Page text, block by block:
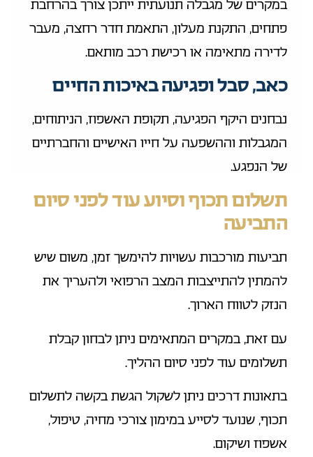
במקרים של מגבלה תנועתית ייתכן צורך בהרחבת
פתחים, התקנת מעלון, התאמת חדר רחצה, מעבר
לדירה מתאימה או רכישת רכב מותאם.
כאב, סבל ופגיעה באיכות החיים
נבחנים היקף הפגיעה, תקופת האשפוז, הניתוחים,
המגבלות וההשפעה על חייו האישיים והחברתיים
של הנפגע.
תשלום תכוף וסיוע עוד לפני סיום
התביעה
תביעות מורכבות עשויות להימשך זמן, משום שיש
להמתין להתייצבות המצב הרפואי ולהעריך את
הנזק לטווח הארוך.
עם זאת, במקרים המתאימים ניתן לבחון קבלת
תשלומים עוד לפני סיום ההליך.
בתאונות דרכים ניתן לשקול הגשת בקשה לתשלום
תכוף, שנועד לסייע במימון צורכי מחיה, טיפול,
אשפוז ושיקום.